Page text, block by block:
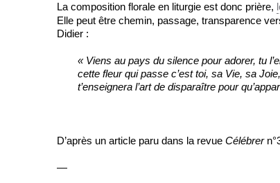
La composition florale en liturgie est donc prière,
Elle peut être chemin, passage, transparence
Didier :
« Viens au pays du silence pour adorer, tu
cette fleur qui passe c’est toi, sa Vie, sa
t’enseignera l’art de disparaître pour
D’après un article paru dans la revue Célébrer
—